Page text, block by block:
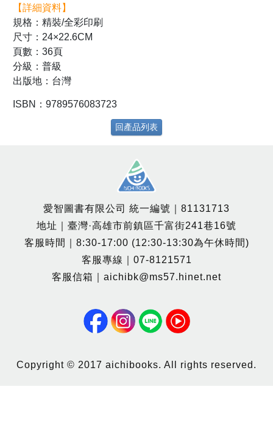
【詳細資料】
規格：精裝/全彩印刷
尺寸：24×22.6CM
頁數：36頁
分級：普級
出版地：台灣
ISBN：9789576083723
回產品列表
愛智圖書有限公司 統一編號｜81131713
地址｜臺灣·高雄市前鎮區千富街241巷16號
客服時間｜8:30-17:00 (12:30-13:30為午休時間)
客服專線｜07-8121571
客服信箱｜aichibk@ms57.hinet.net
Copyright © 2017 aichibooks. All rights reserved.